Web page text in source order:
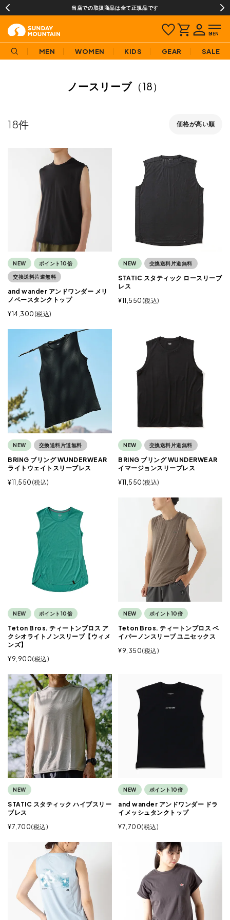
当店での取扱商品は全て正規品です
MEN WOMEN KIDS GEAR SALE
ノースリーブ（18）
価格が高い順
18
NEW ポイント10倍
交換送料片道無料
and wander アンドワンダー メリ
ノベースタンクトップ
¥14,300 税込
NEW 交換送料片道無料
STATIC スタティック ロースリーブ
レス
¥11,550 税込
NEW 交換送料片道無料
BRING ブリング WUNDERWEAR
ライトウェイトスリーブレス
¥11,550 税込
NEW 交換送料片道無料
BRING ブリング WUNDERWEAR
イマージョンスリーブレス
¥11,550 税込
NEW ポイント10倍
Teton Bros. ティートンブロス ア
クシオライトノンスリーブ【ウィメ
ンズ】
¥9,900 税込
NEW ポイント10倍
Teton Bros. ティートンブロス ベ
イパーノンスリーブ ユニセックス
¥9,350 税込
NEW
STATIC スタティック ハイブスリー
ブレス
¥7,700 税込
NEW ポイント10倍
and wander アンドワンダー ドラ
イメッシュタンクトップ
¥7,700 税込